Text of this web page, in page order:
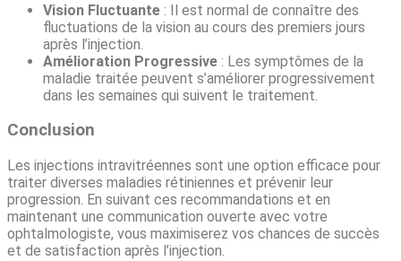
Vision Fluctuante : Il est normal de connaître des
fluctuations de la vision au cours des premiers jours
après l’injection.
Amélioration Progressive : Les symptômes de la
maladie traitée peuvent s’améliorer progressivement
dans les semaines qui suivent le traitement.
Conclusion
Les injections intravitréennes sont une option efficace pour
traiter diverses maladies rétiniennes et prévenir leur
progression. En suivant ces recommandations et en
maintenant une communication ouverte avec votre
ophtalmologiste, vous maximiserez vos chances de succès
et de satisfaction après l’injection.